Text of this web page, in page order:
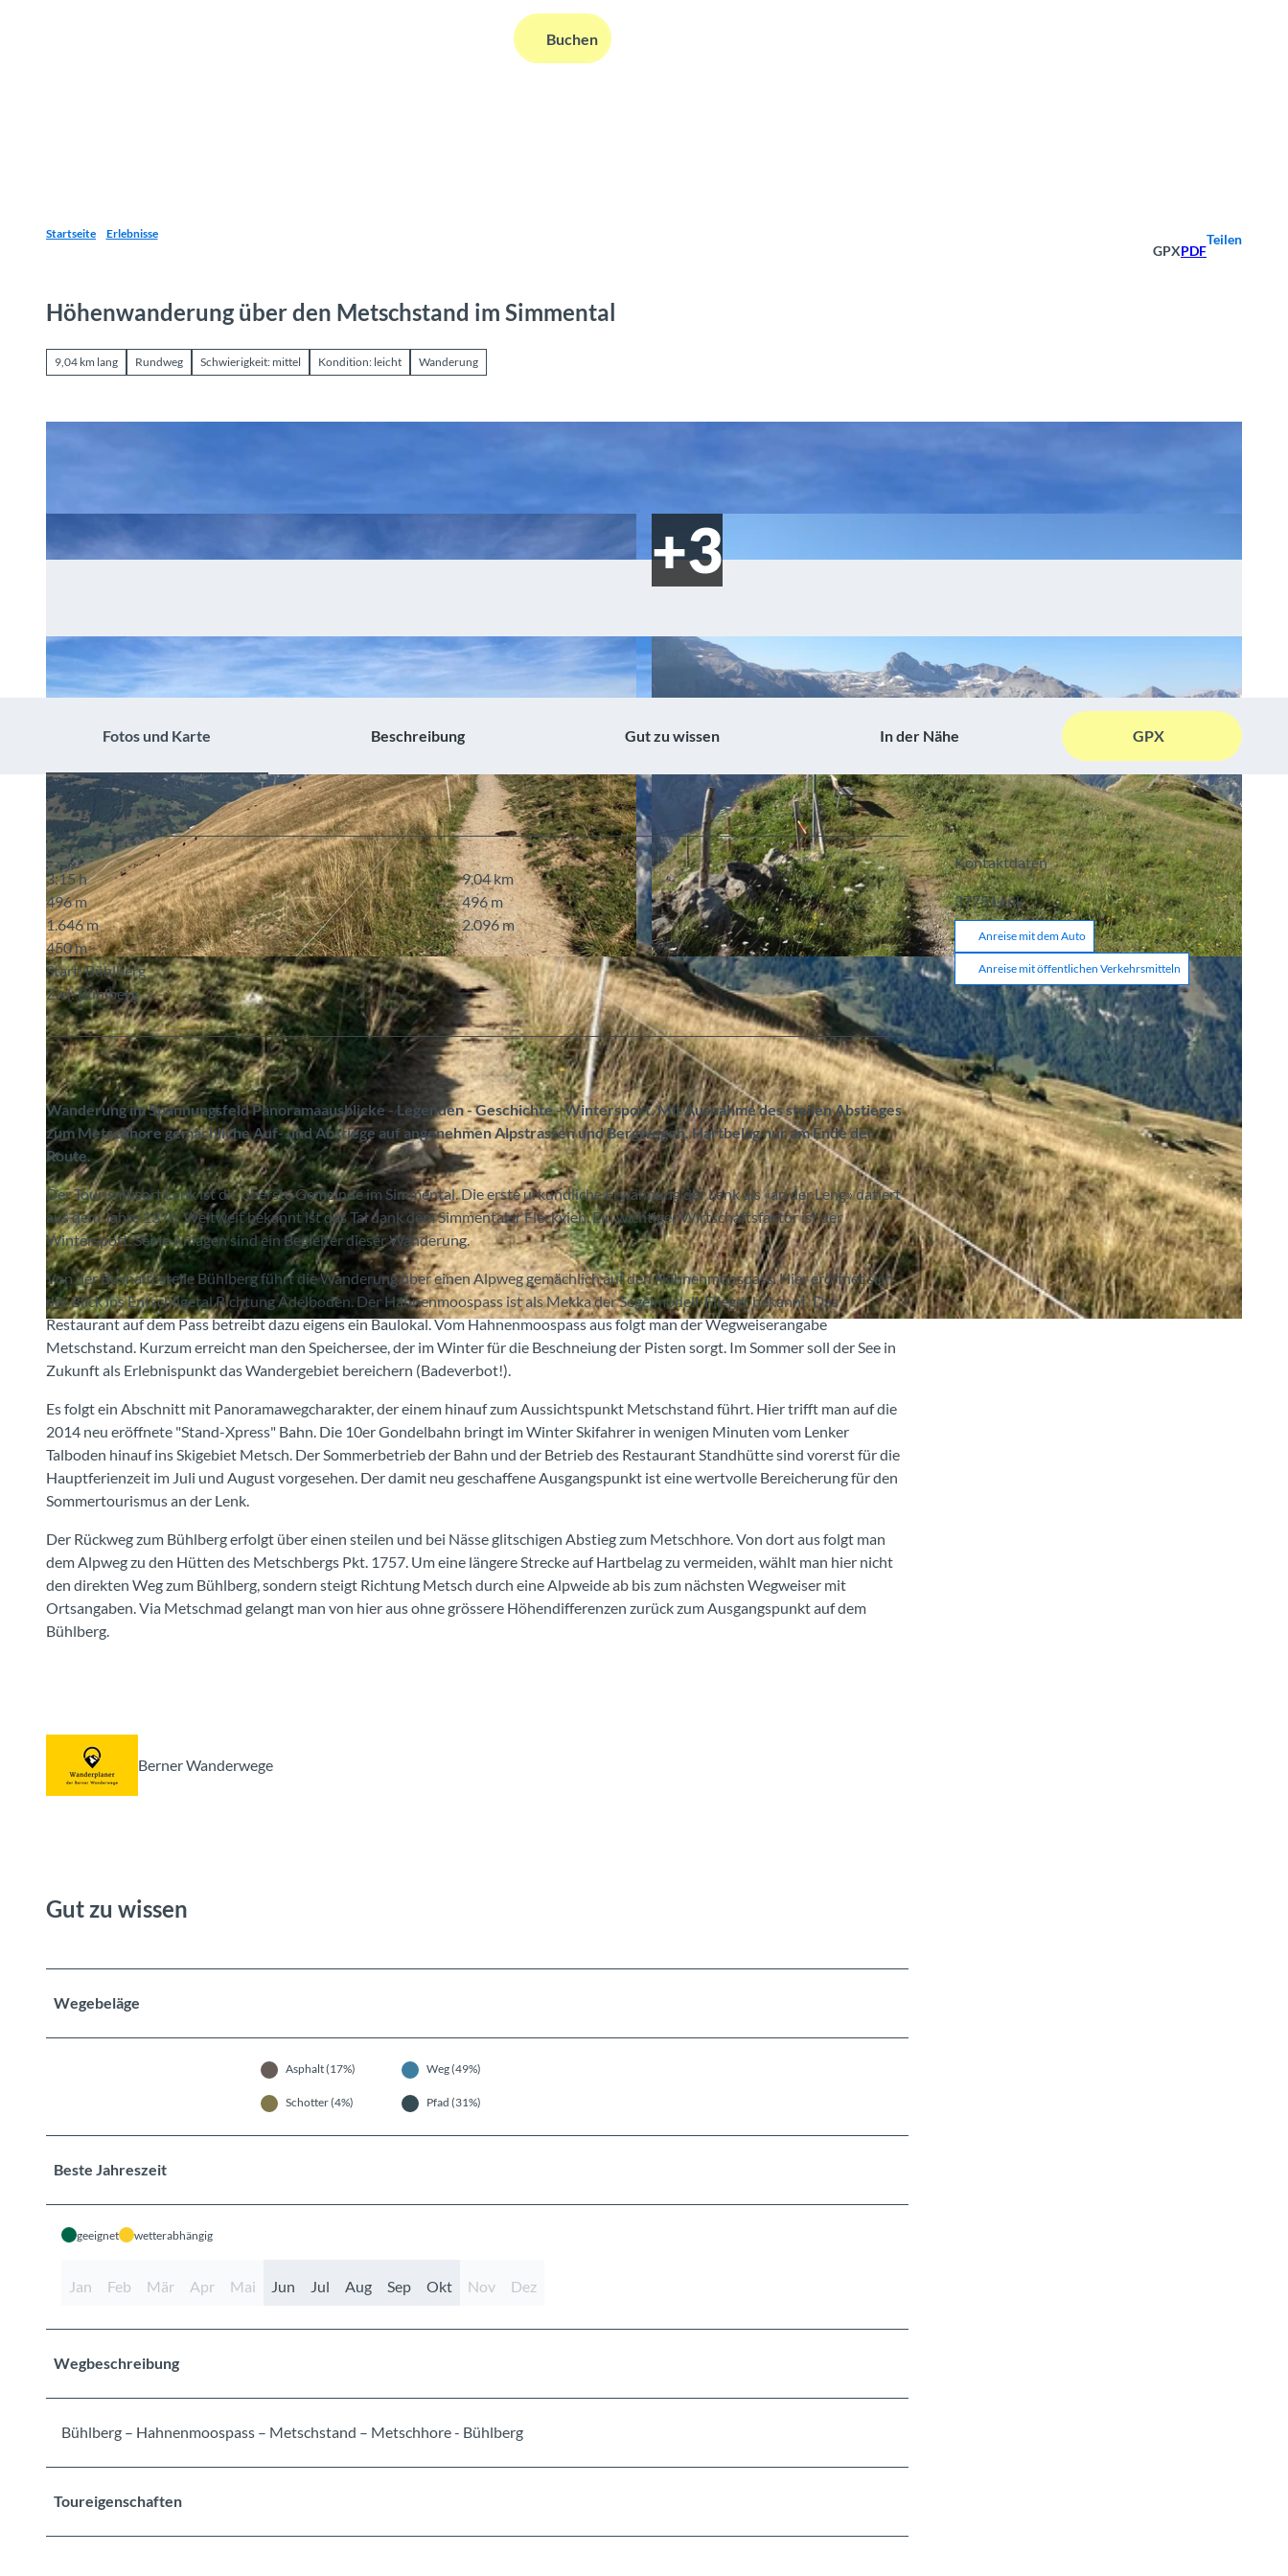
Informationen
Suche Buchen
Startseite Erlebnisse
GPXPDF
Teilen
Höhenwanderung über den Metschstand im Simmental
9,04 km lang Rundweg Schwierigkeit: mittel Kondition: leicht Wanderung
© Markus Schluep, Berner Wanderwege
© Markus Schluep, Berner Wanderwege © Berner Wanderwege
Fotos und Karte Beschreibung Gut zu wissen In der Nähe GPX
3:15 h
9,04 km
496 m
496 m
1.646 m
2.096 m
450 m
Start: Bühlberg
Ziel: Bühlberg
Wanderung im Spannungsfeld Panoramaausblicke - Legenden - Geschichte - Wintersport. Mit Ausnahme des steilen Abstieges
zum Metschhore gemächliche Auf- und Abstiege auf angenehmen Alpstrassen und Bergwegen. Hartbelag nur am Ende der
Route.
Der Tourismusort Lenk ist die oberste Gemeinde im Simmental. Die erste urkundliche Erwähnung der Lenk als «an der Leng» datiert
aus dem Jahre 1370. Weltweit bekannt ist das Tal dank dem Simmentaler Fleckvieh. Ein wichtiger Wirtschaftsfaktor ist der
Wintersport. Seine Anlagen sind ein Begleiter dieser Wanderung.
Von der Bushaltestelle Bühlberg führt die Wanderung über einen Alpweg gemächlich auf den Hahnenmoospass. Hier eröffnet sich
der Blick ins Entschligetal Richtung Adelboden. Der Hahnenmoospass ist als Mekka der Segelmodell-Flieger bekannt. Das
Restaurant auf dem Pass betreibt dazu eigens ein Baulokal. Vom Hahnenmoospass aus folgt man der Wegweiserangabe
Metschstand. Kurzum erreicht man den Speichersee, der im Winter für die Beschneiung der Pisten sorgt. Im Sommer soll der See in
Zukunft als Erlebnispunkt das Wandergebiet bereichern (Badeverbot!).
Es folgt ein Abschnitt mit Panoramawegcharakter, der einem hinauf zum Aussichtspunkt Metschstand führt. Hier trifft man auf die
2014 neu eröffnete "Stand-Xpress" Bahn. Die 10er Gondelbahn bringt im Winter Skifahrer in wenigen Minuten vom Lenker
Talboden hinauf ins Skigebiet Metsch. Der Sommerbetrieb der Bahn und der Betrieb des Restaurant Standhütte sind vorerst für die
Hauptferienzeit im Juli und August vorgesehen. Der damit neu geschaffene Ausgangspunkt ist eine wertvolle Bereicherung für den
Sommertourismus an der Lenk.
Der Rückweg zum Bühlberg erfolgt über einen steilen und bei Nässe glitschigen Abstieg zum Metschhore. Von dort aus folgt man
dem Alpweg zu den Hütten des Metschbergs Pkt. 1757. Um eine längere Strecke auf Hartbelag zu vermeiden, wählt man hier nicht
den direkten Weg zum Bühlberg, sondern steigt Richtung Metsch durch eine Alpweide ab bis zum nächsten Wegweiser mit
Ortsangaben. Via Metschmad gelangt man von hier aus ohne grössere Höhendifferenzen zurück zum Ausgangspunkt auf dem
Bühlberg.
Berner Wanderwege
Gut zu wissen
Wegebeläge
Asphalt (17%) Weg (49%)
Schotter (4%) Pfad (31%)
Beste Jahreszeit
geeignet wetterabhängig
Jan Feb Mär Apr Mai Jun Jul Aug Sep Okt Nov Dez
Wegbeschreibung
Bühlberg – Hahnenmoospass – Metschstand – Metschhore - Bühlberg
Toureigenschaften
Kontaktdaten
3775Lenk
Anreise mit dem Auto
Anreise mit öffentlichen Verkehrsmitteln